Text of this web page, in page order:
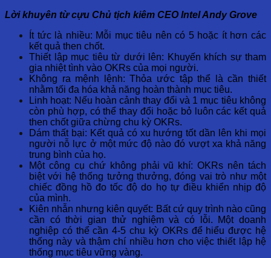
Lời khuyên từ cựu Chủ tịch kiêm CEO Intel Andy Grove
Ít tức là nhiều: Mỗi mục tiêu nên có 5 hoặc ít hơn các
kết quả then chốt.
Thiết lập mục tiêu từ dưới lên: Khuyến khích sự tham
gia nhiệt tình vào OKRs của mọi người.
Không ra mệnh lệnh: Thỏa ước tập thể là cần thiết
nhằm tối đa hóa khả năng hoàn thành mục tiêu.
Linh hoạt: Nếu hoàn cảnh thay đổi và 1 mục tiêu không
còn phù hợp, có thể thay đổi hoặc bỏ luôn các kết quả
then chốt giữa chừng chu kỳ OKRs.
Dám thất bại: Kết quả có xu hướng tốt dần lên khi mọi
người nỗ lực ở một mức độ nào đó vượt xa khả năng
trung bình của họ.
Một công cụ chứ không phải vũ khí: OKRs nên tách
biệt với hệ thống tưởng thưởng, đóng vai trò như một
chiếc đồng hồ đo tốc độ do họ tự điều khiển nhịp độ
của mình.
Kiên nhẫn nhưng kiên quyết: Bất cứ quy trình nào cũng
cần có thời gian thử nghiệm và có lỗi. Một doanh
nghiệp có thể cần 4-5 chu kỳ OKRs để hiểu được hệ
thống này và thậm chí nhiều hơn cho việc thiết lập hệ
thống mục tiêu vững vàng.